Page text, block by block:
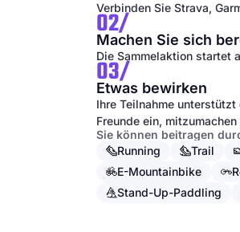
Verbinden Sie Strava,
02/
Machen Sie sich
Die Sammelaktion startet
03/
Etwas bewirken
Ihre Teilnahme
Freunde ein,
Sie können beitragen
Running
Trail
E-Mountainbike
Stand-Up-Paddling